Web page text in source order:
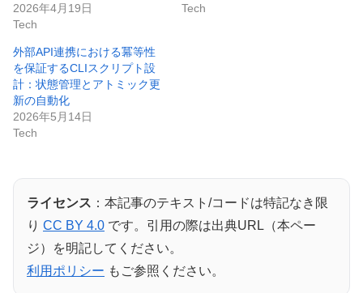
2026年4月19日
Tech
Tech
外部API連携における冪等性
を保証するCLIスクリプト設
計：状態管理とアトミック更
新の自動化
2026年5月14日
Tech
ライセンス ：本記事のテキスト/コードは特記なき限
り CC BY 4.0 です。引用の際は出典URL（本ペー
ジ）を明記してください。
利用ポリシー もご参照ください。